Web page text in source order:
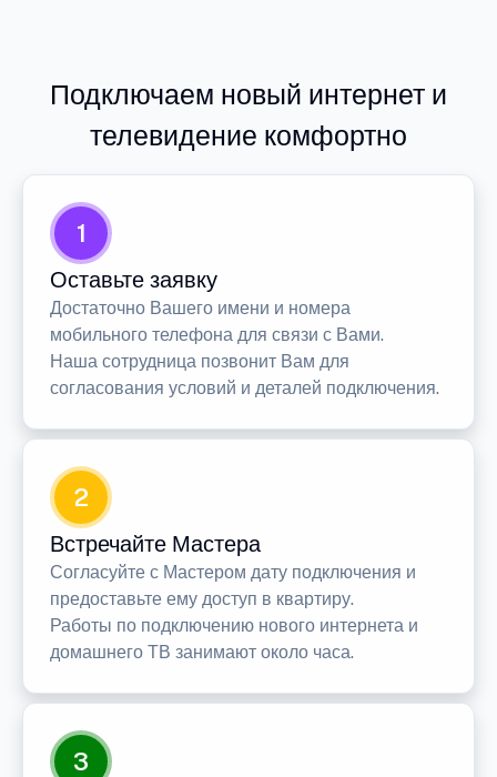
Подключаем новый интернет и
телевидение комфортно
1
Оставьте заявку
Достаточно Вашего имени и номера
мобильного телефона для связи с Вами.
Наша сотрудница позвонит Вам для
согласования условий и деталей подключения.
2
Встречайте Мастера
Согласуйте с Мастером дату подключения и
предоставьте ему доступ в квартиру.
Работы по подключению нового интернета и
домашнего ТВ занимают около часа.
3